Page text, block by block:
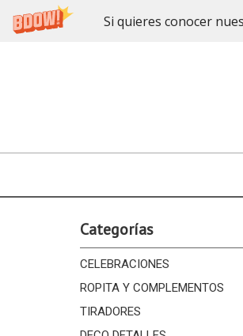
Si quieres conocer
Categorías
CELEBRACIONES
ROPITA Y COMPLEMENTOS
TIRADORES